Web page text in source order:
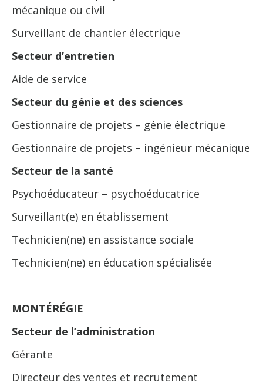
mécanique ou civil
Surveillant de chantier électrique
Secteur d’entretien
Aide de service
Secteur du génie et des sciences
Gestionnaire de projets – génie électrique
Gestionnaire de projets – ingénieur mécanique
Secteur de la santé
Psychoéducateur – psychoéducatrice
Surveillant(e) en établissement
Technicien(ne) en assistance sociale
Technicien(ne) en éducation spécialisée
MONTÉRÉGIE
Secteur de l’administration
Gérante
Directeur des ventes et recrutement